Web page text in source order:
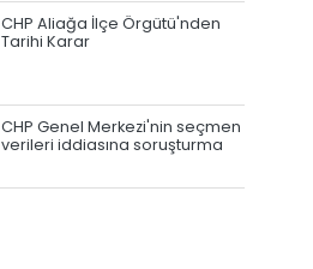
CHP Aliağa İlçe Örgütü'nden
Tarihi Karar
CHP Genel Merkezi'nin seçmen
verileri iddiasına soruşturma